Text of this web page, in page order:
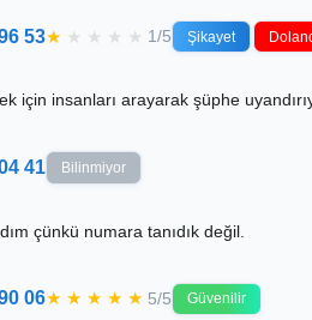
53★ ★ ★ ★ ★ 1/5 Şikayet
için insanları arayarak şüphe
41 Bilinmiyor
çünkü numara tanıdık değil.
06★ ★ ★ ★ ★ 5/5 Güvenilir